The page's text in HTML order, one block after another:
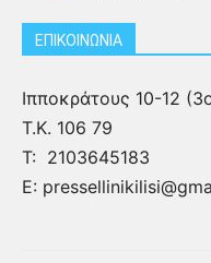
ΕΠΙΚΟΙΝΩΝΙΑ
Ιπποκράτους 10-12
Τ.Κ. 106 79
Τ: 2103645183
Ε: